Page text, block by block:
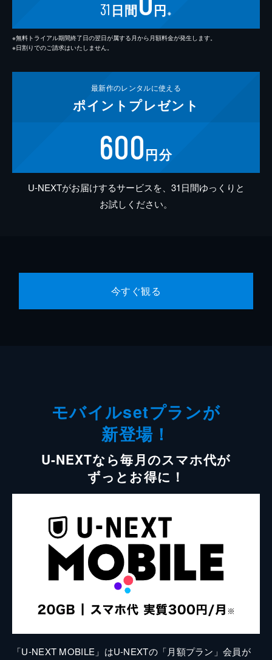
31 日間 円 ※
※無料トライアル期間終了日の翌日が属する月から月額料金が発生します。
※日割りでのご請求はいたしません。
最新作のレンタルに使える
ポイント プレゼント
600円分
U-NEXTがお届けするサービスを、31日間ゆっくりと
お試しください。
今すぐ観る
モバイルsetプランが
新登場！
U-NEXTなら毎月のスマホ代が
ずっとお得に！
「U-NEXT MOBILE」はU-NEXTの「月額プラン」会員が